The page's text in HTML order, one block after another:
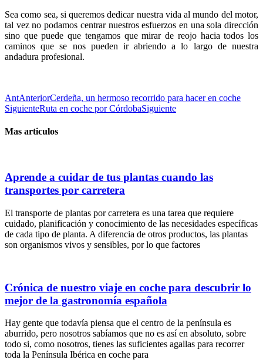
Sea como sea, si queremos dedicar nuestra vida al mundo del motor,
tal vez no podamos centrar nuestros esfuerzos en una sola dirección
sino que puede que tengamos que mirar de reojo hacia todos los
caminos que se nos pueden ir abriendo a lo largo de nuestra
andadura profesional.
AntAnteriorCerdeña, un hermoso recorrido para hacer en coche
SiguienteRuta en coche por CórdobaSiguiente
Mas articulos
Aprende a cuidar de tus plantas cuando las
transportes por carretera
El transporte de plantas por carretera es una tarea que requiere
cuidado, planificación y conocimiento de las necesidades específicas
de cada tipo de planta. A diferencia de otros productos, las plantas
son organismos vivos y sensibles, por lo que factores
Crónica de nuestro viaje en coche para descubrir lo
mejor de la gastronomía española
Hay gente que todavía piensa que el centro de la península es
aburrido, pero nosotros sabíamos que no es así en absoluto, sobre
todo si, como nosotros, tienes las suficientes agallas para recorrer
toda la Península Ibérica en coche para